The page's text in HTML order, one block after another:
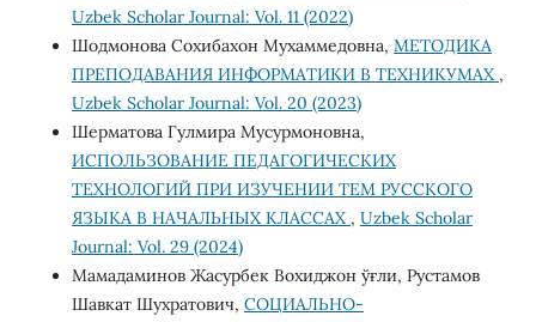
Uzbek Scholar Journal: Vol. 11 (2022)
Шодмонова Сохибахон Мухаммедовна, МЕТОДИКА
ПРЕПОДАВАНИЯ ИНФОРМАТИКИ В ТЕХНИКУМАХ ,
Uzbek Scholar Journal: Vol. 20 (2023)
Шерматова Гулмира Мусурмоновна,
ИСПОЛЬЗОВАНИЕ ПЕДАГОГИЧЕСКИХ
ТЕХНОЛОГИЙ ПРИ ИЗУЧЕНИИ ТЕМ РУССКОГО
ЯЗЫКА В НАЧАЛЬНЫХ КЛАССАХ , Uzbek Scholar
Journal: Vol. 29 (2024)
Мамадаминов Жасурбек Вохиджон ўғли, Рустамов
Шавкат Шухратович, СОЦИАЛЬНО-